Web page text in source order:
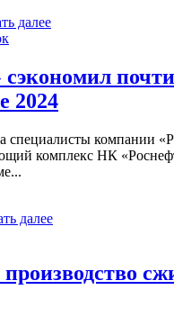
далее
2024
специалисты компании
комплекс НК
далее